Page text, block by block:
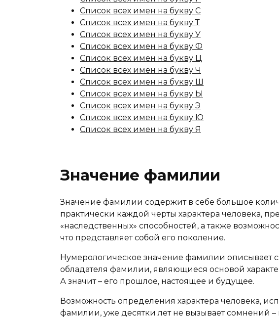
Список всех имен на букву С
Список всех имен на букву Т
Список всех имен на букву У
Список всех имен на букву Ф
Список всех имен на букву Ц
Список всех имен на букву Ч
Список всех имен на букву Ш
Список всех имен на букву Ы
Список всех имен на букву Э
Список всех имен на букву Ю
Список всех имен на букву Я
Значение фамилии
Значение фамилии содержит в себе большое
практически каждой черты характера человека,
«наследственных» способностей, а также
что представляет собой его поколение.
Нумерологическое значение фамилии описывает
обладателя фамилии, являющиеся основой
А значит – его прошлое, настоящее и будущее.
Возможность определения характера человека,
фамилии, уже десятки лет не вызывает сомнений